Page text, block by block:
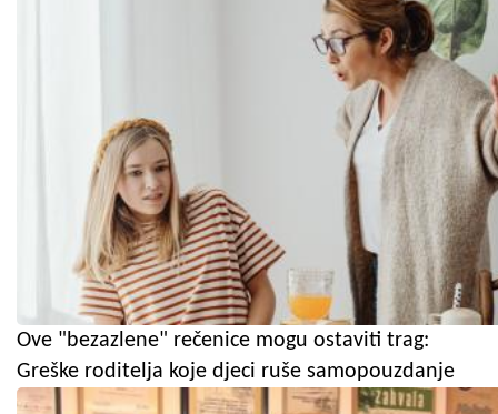
Ove "bezazlene" rečenice mogu ostaviti trag:
Greške roditelja koje djeci ruše samopouzdanje